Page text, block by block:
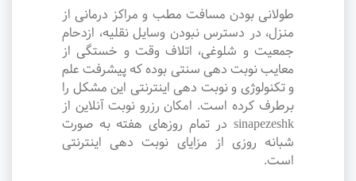
طولانی بودن مسافت مطب و مراکز درمانی از
منزل، در دسترس نبودن وسایل نقلیه، ازدحام
جمعیت و شلوغی، اتلاف وقت و خستگی از
معایب نوبت دهی سنتی بوده که پیشرفت علم
و تکنولوژی و نوبت دهی اینترنتی این مشکل را
برطرف کرده است. امکان رزرو نوبت آنلاین از
sinapezeshk در تمام روزهای هفته به صورت
شبانه روزی از مزایای نوبت دهی اینترنتی
است.